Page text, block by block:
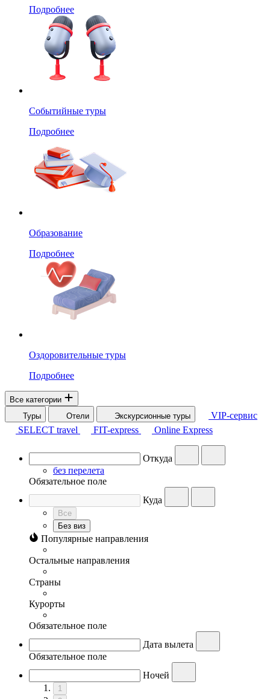
Подробнее
Событийные туры
Подробнее
Образование
Подробнее
Оздоровительные туры
Подробнее
Все категории
Туры
Отели Экскурсионные туры
VIP-сервис
SELECT travel
FIT-express Online Express
Откуда
без перелета
Обязательное поле
Куда
Все
Без виз
Популярные направления
Остальные направления
Страны
Курорты
Обязательное поле
Дата вылета
Обязательное поле
Ночей
1